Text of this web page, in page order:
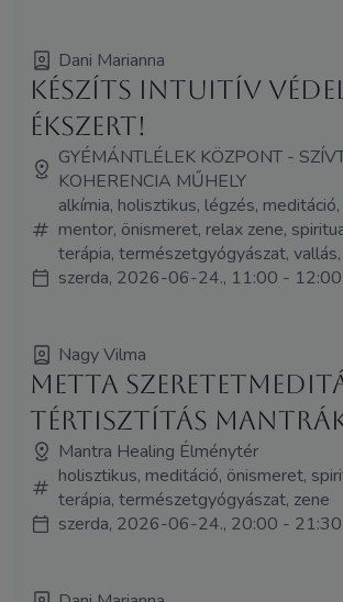
Dani Marianna
Készíts intuitív
ékszert!
GYÉMÁNTLÉLEK KÖZPONT -
KOHERENCIA MŰHELY
alkímia, holisztikus, légzés,
mentor, önismeret, relax zene,
terápia, természetgyógyászat,
szerda, 2026-06-24., 11:00 - 12:00
Nagy Vilma
Metta
tértisztítás
Mantra Healing Élménytér
holisztikus, meditáció, önismeret,
terápia, természetgyógyászat, zene
szerda, 2026-06-24., 20:00 - 21:30